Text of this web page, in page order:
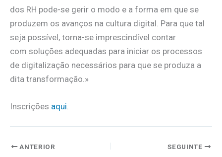
dos RH pode-se gerir o modo e a forma em que se
produzem os avanços na cultura digital. Para que tal
seja possível, torna-se imprescindível contar
com soluções adequadas para iniciar os processos
de digitalização necessários para que se produza a
dita transformação.»
Inscrições aqui.
ANTERIOR SEGUINTE